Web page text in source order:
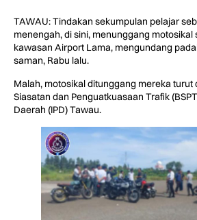
TAWAU: Tindakan sekumpulan pelajar
menengah, di sini, menunggang
kawasan Airport Lama, mengundang
saman, Rabu lalu.
Malah, motosikal ditunggang mereka turut
Siasatan dan Penguatkuasaan Trafik
Daerah (IPD) Tawau.